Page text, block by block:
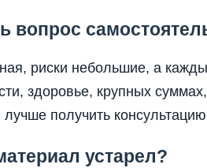
вопрос
риски небольшие, а
здоровье, крупных
получить
устарел?